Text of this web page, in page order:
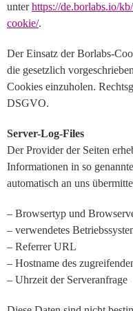
unterhttps://de.borlabs.io/
cookie/.
Der Einsatz der Borlabs-
die gesetzlich
Cookies einzuholen.
DSGVO.
Server-Log-Files
Der Provider der Seiten
Informationen in so
automatisch an uns
– Browsertyp und
– verwendetes
– Referrer URL
– Hostname des
– Uhrzeit der Serveranfrage